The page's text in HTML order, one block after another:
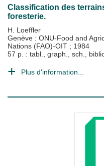
Classification des
foresterie.
H. Loeffler
Genève : ONU-Food and
Nations (FAO)-OIT ; 1984
57 p. : tabl., graph., sch.,
Plus d'information...